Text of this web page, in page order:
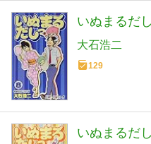
いぬまるだ
大石浩二
129
いぬまるだ